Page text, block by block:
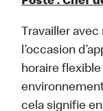
Travailler
l’occasion
horaire
cela signifie